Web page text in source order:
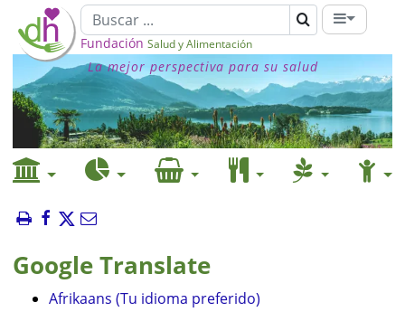
Fundación Salud y Alimentación
La mejor perspectiva para su salud
Google Translate
Afrikaans (Tu idioma preferido)